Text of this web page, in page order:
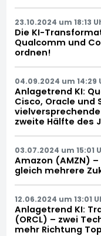
23.10.2024 um 18:13
Die KI-
Qualcomm und
ordnen!
04.09.2024 um 14:29
Anlagetrend KI:
Cisco, Oracle und
zweite Hälfte des
03.07.2024 um 15:01
Amazon (AMZN)
gleich mehrere
12.06.2024 um 13:01
Anlagetrend KI:
(ORCL) – zwei
mehr Richtung